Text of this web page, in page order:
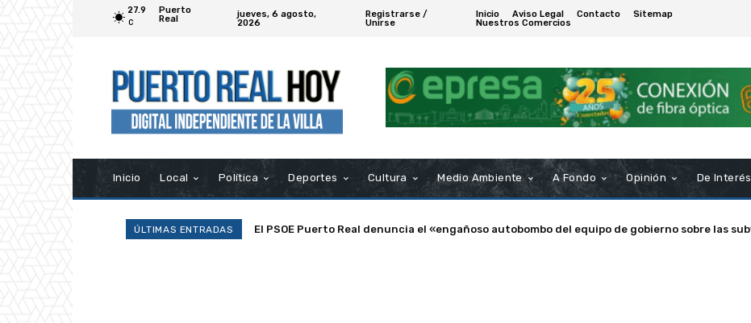
27.9
C
Puerto
Real
jueves, 6 agosto,
2026
Registrarse /
Unirse
Inicio Aviso Legal Contacto
Sitemap
Nuestros Comercios
Inicio Local Política Deportes Cultura Medio Ambiente A Fondo Opinión De Interés
ÚLTIMAS ENTRADAS La Asociación Rampa de Puerto Real nombra Socio de Honor a Manuel Rosendo Sánchez